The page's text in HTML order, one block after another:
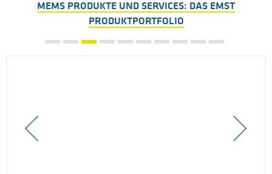
MEMS PRODUKTE UND SERVICES: DAS EMST
PRODUKTPORTFOLIO